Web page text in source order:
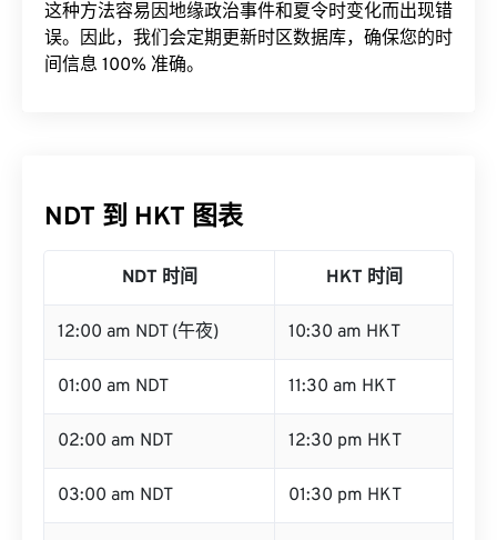
这种方法容易因地缘政治事件和夏令时变化而出现错
误。因此，我们会定期更新时区数据库，确保您的时
间信息 100% 准确。
NDT 到 HKT 图表
NDT 时间 HKT 时间
12:00 am NDT (午夜) 10:30 am HKT
01:00 am NDT 11:30 am HKT
02:00 am NDT 12:30 pm HKT
03:00 am NDT 01:30 pm HKT